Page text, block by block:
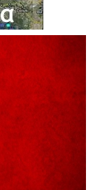
«Μικρές
κλοπή
Παράδοσης»